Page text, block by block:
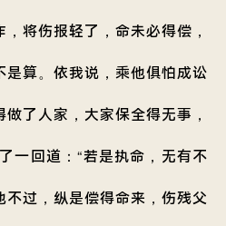
将伤报轻了，命未必得偿，
算。依我说，乘他俱怕成讼
了人家，大家保全得无事，
一回道：“若是执命，无有不
过，纵是偿得命来，伤残父